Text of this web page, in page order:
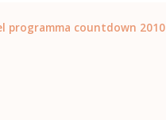
programma countdown 2010